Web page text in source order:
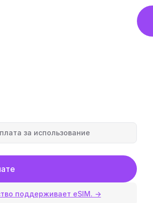
за использование
поддерживает eSIM. →